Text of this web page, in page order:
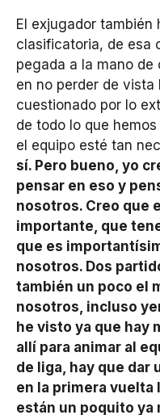
El exjugador también
clasificatoria, de esa
pegada a la mano de
en no perder de vista
cuestionado por lo
de todo lo que
el equipo esté tan
sí. Pero bueno, yo
pensar en eso y
nosotros. Creo que
importante, que
que es
nosotros. Dos
también un poco el
nosotros, incluso
he visto ya que hay
allí para animar al
de liga, hay que dar
en la primera vuelta
están un poquito ya